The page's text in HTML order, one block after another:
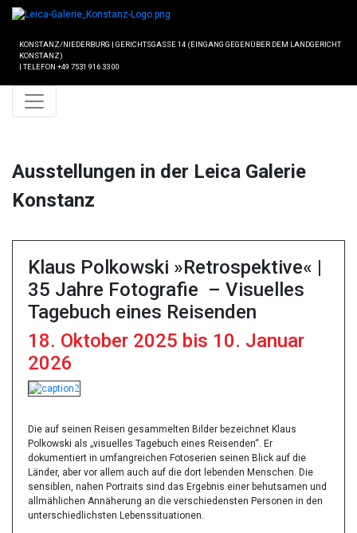
KONSTANZ/NIEDERBURG | GERICHTSGASSE 14 (EINGANG GEGENÜBER DEM LANDGERICHT
KONSTANZ)
| TELEFON +49 7531 916 33 00
Ausstellungen in der Leica Galerie
Konstanz
Klaus Polkowski »Retrospektive« |
35 Jahre Fotografie – Visuelles
Tagebuch eines Reisenden
18. Oktober 2025 bis 10. Januar
2026
Previous Next
Die auf seinen Reisen gesammelten Bilder bezeichnet Klaus
Polkowski als „visuelles Tagebuch eines Reisenden“. Er
dokumentiert in umfangreichen Fotoserien seinen Blick auf die
Länder, aber vor allem auch auf die dort lebenden Menschen. Die
sensiblen, nahen Portraits sind das Ergebnis einer behutsamen und
allmählichen Annäherung an die verschiedensten Personen in den
unterschiedlichsten Lebenssituationen.